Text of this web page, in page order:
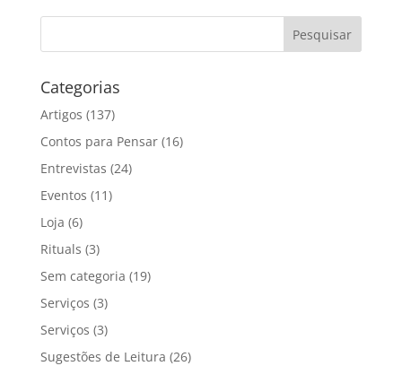
Categorias
Artigos (137)
Contos para Pensar(16)
Entrevistas (24)
Eventos (11)
Loja (6)
Rituals (3)
Sem categoria (19)
Serviços (3)
Serviços (3)
Sugestões de Leitura (26)